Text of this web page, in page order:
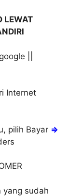
LEWAT
||
Internet
pilih Bayar ⇒
yang sudah